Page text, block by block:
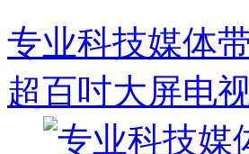
专业科技媒体
超百吋大屏电